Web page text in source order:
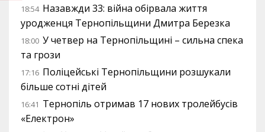
18:54 Назавжди 33: війна обірвала життя
уродженця Тернопільщини Дмитра Березка
18:00 У четвер на Тернопільщині – сильна спека
та грози
17:16 Поліцейські Тернопільщини розшукали
більше сотні дітей
16:41 Тернопіль отримав 17 нових тролейбусів
«Електрон»